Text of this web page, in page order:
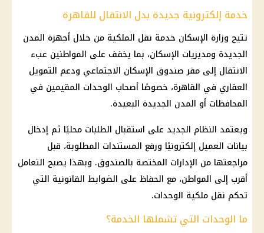
خدمة إلكترونية جديدة بدل الانتقال للقاهرة
تتيح وزارة الإسكان خدمة نقل الملكية من خلال أجهزة المدن
الجديدة ومديريات الإسكان، بما يخفف على المواطنين عبء
الانتقال إلى مقر صندوق الإسكان الاجتماعي ودعم التمويل
العقاري في القاهرة، خصوصًا أصحاب الوحدات المقيمين في
المحافظات أو المدن الجديدة البعيدة.
ويعتمد النظام الجديد على استقبال الطلبات محليًا ثم إدخال
بيانات العميل إلكترونيًا ورفع المستندات المطلوبة، قبل
مراجعتها من الإدارات المختصة بالصندوق. وبهذا يصبح التعامل
أقرب إلى المواطن، مع الحفاظ على الضوابط القانونية التي
تحكم نقل ملكية الوحدات.
ما الوحدات التي تشملها الخدمة؟